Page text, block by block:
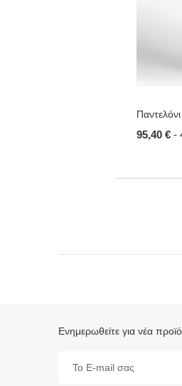
-
95,40 €
Ενημερωθείτε για νέα